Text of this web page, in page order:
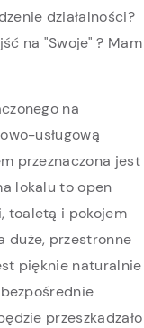
działalności?
na "Swoje" ? Mam
na
usługową
przeznaczona jest
lokalu to open
toaletą i pokojem
duże, przestronne
pięknie naturalnie
przeszkadzało